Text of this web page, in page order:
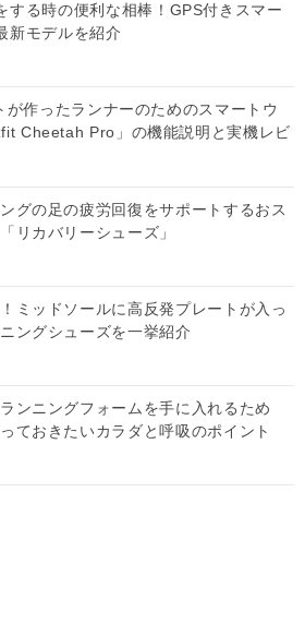
する時の便利な相棒！GPS付きスマー
新モデルを紹介
が作ったランナーのためのスマートウ
Cheetah Pro」の機能説明と実機レビ
グの足の疲労回復をサポートするおス
リカバリーシューズ」
ミッドソールに高反発プレートが入っ
ングシューズを一挙紹介
ンニングフォームを手に入れるため
ておきたいカラダと呼吸のポイント